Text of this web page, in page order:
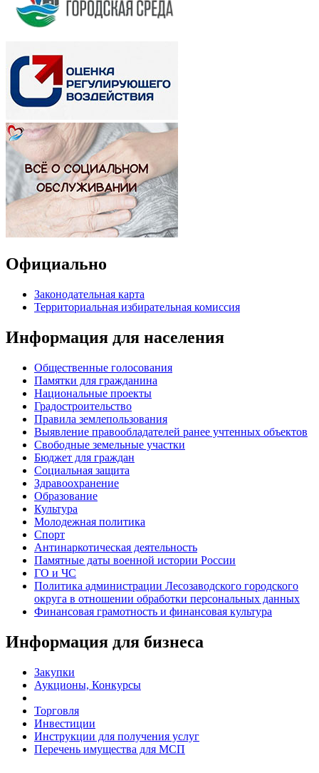
Официально
Законодательная карта
Территориальная избирательная комиссия
Информация для населения
Общественные голосования
Памятки для гражданина
Национальные проекты
Градостроительство
Правила землепользования
Выявление правообладателей ранее учтенных объектов
Свободные земельные участки
Бюджет для граждан
Социальная защита
Здравоохранение
Образование
Культура
Молодежная политика
Спорт
Антинаркотическая деятельность
Памятные даты военной истории России
ГО и ЧС
Политика администрации Лесозаводского городского
округа в отношении обработки персональных данных
Финансовая грамотность и финансовая культура
Информация для бизнеса
Закупки
Аукционы, Конкурсы
Торговля
Инвестиции
Инструкции для получения услуг
Перечень имущества для МСП